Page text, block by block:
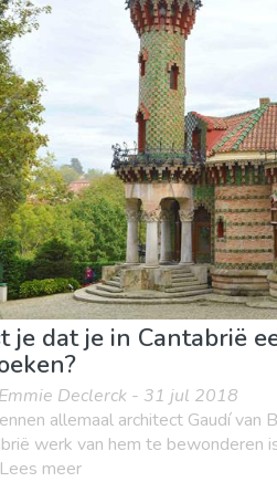
je dat je in Cantabrië
Declerck - 31 jul 2018
allemaal architect Gaudí van
werk van hem te bewonderen
meer